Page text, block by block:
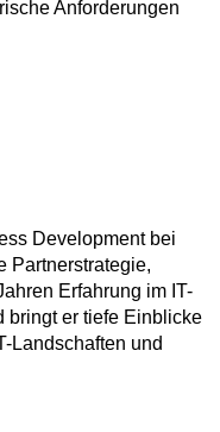
Anforderungen
Development bei
Partnerstrategie,
Erfahrung im IT-
bringt er tiefe Einblicke
Landschaften und